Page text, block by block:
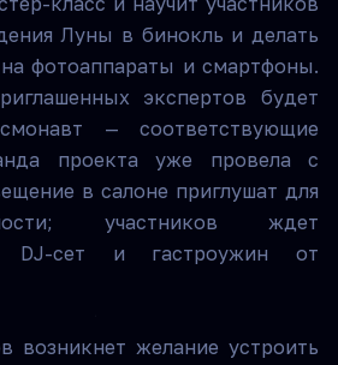
Луны в бинокль и делать
фотоаппараты и смартфоны.
экспертов будет
— соответствующие
проекта уже провела с
в салоне приглушат для
участников ждет
DJ-сет и гастроужин от
возникнет желание устроить